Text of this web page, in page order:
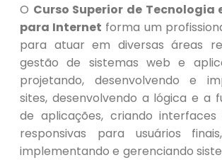
O Curso Superior de Tecnologia
para Internet forma um
para atuar em diversas áreas
gestão de sistemas web e
projetando, desenvolvendo e
sites, desenvolvendo a lógica e a
de aplicações, criando
responsivas para usuários
implementando e gerenciando